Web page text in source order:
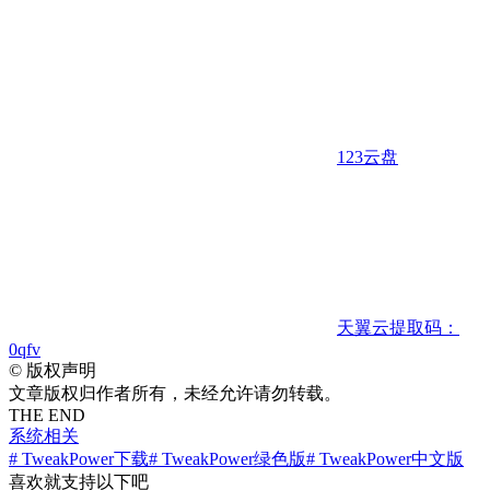
123云盘
天翼云提取码：
0qfv
© 版权声明
文章版权归作者所有，未经允许请勿转载。
THE END
系统相关
# TweakPower下载# TweakPower绿色版# TweakPower中文版
喜欢就支持以下吧